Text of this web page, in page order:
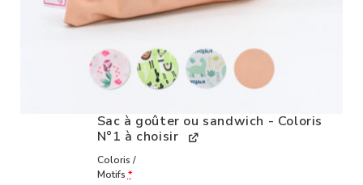
Sac à goûter ou sandwich - Coloris
N°1 à choisir
Coloris /
Motifs*